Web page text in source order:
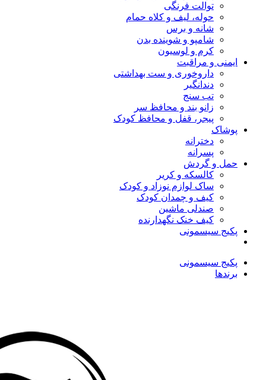
توالت فرنگی
حوله، لیف و کلاه حمام
شانه و برس
شامپو و شوینده بدن
کرم و لوسیون
ایمنی و مراقبت
داروخوری و ست بهداشتی
دندانگیر
تب‌ سنج
زانو بند و محافظ سر
پیجر، قفل و محافظ کودک
پوشاک
دخترانه
پسرانه
حمل و گردش
کالسکه و کریر
ساک لوازم نوزاد و کودک
کیف و چمدان کودک
صندلی ماشین
کیف خنک نگهدارنده
پکیج سیسمونی
پکیج سیسمونی
برندها